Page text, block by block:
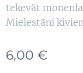
tekevät
Mielestäni
6,00 €